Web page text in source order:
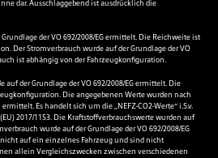
dar. Ausschlaggebend ist ausdrücklich die
der VO 692/2008/EG ermittelt. Die Reichweite ist
Der Stromverbrauch wurde auf der Grundlage der VO
ist abhängig von der Fahrzeugkonfiguration.
auf der Grundlage der VO 692/2008/EG ermittelt. Die
Die angegebenen Werte wurden nach
Es handelt sich um die „NEFZ-CO2-Werte“ i.S.v.
2017/1153. Die Kraftstoffverbrauchswerte wurden auf
wurde auf der Grundlage der VO 692/2008/EG
auf ein einzelnes Fahrzeug und sind nicht
allein Vergleichszwecken zwischen verschiedenen